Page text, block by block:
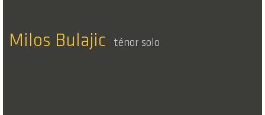
Milos Bulajic ténor solo